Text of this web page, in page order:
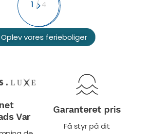
1 /4
Oplev vores ferieboliger
Var
Garanteret pris
Få styr på dit